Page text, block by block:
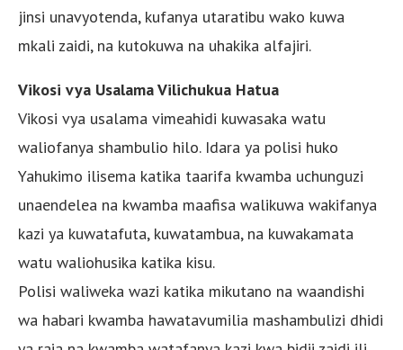
jinsi unavyotenda, kufanya utaratibu wako kuwa
mkali zaidi, na kutokuwa na uhakika alfajiri.
Vikosi vya Usalama Vilichukua Hatua
Vikosi vya usalama vimeahidi kuwasaka watu
waliofanya shambulio hilo. Idara ya polisi huko
Yahukimo ilisema katika taarifa kwamba uchunguzi
unaendelea na kwamba maafisa walikuwa wakifanya
kazi ya kuwatafuta, kuwatambua, na kuwakamata
watu waliohusika katika kisu.
Polisi waliweka wazi katika mikutano na waandishi
wa habari kwamba hawatavumilia mashambulizi dhidi